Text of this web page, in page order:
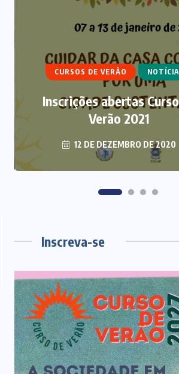
CURSOS DE VERÃO
Inscrições abertas
Verão 2021
12 DE DEZEMBRO DE 2020
ECUMENISMO
TRANSFORMADOR:
TERRA, OS POVOS E
ESPERANÇA
6 DE AGOSTO DE 2026
Inscreva-se